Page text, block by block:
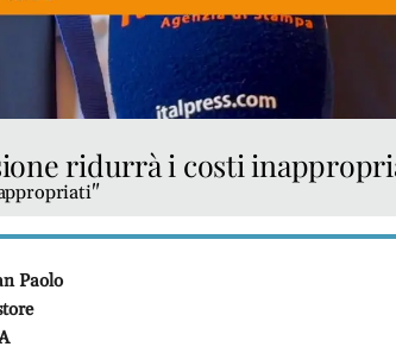
ridurrà i costi
Paolo